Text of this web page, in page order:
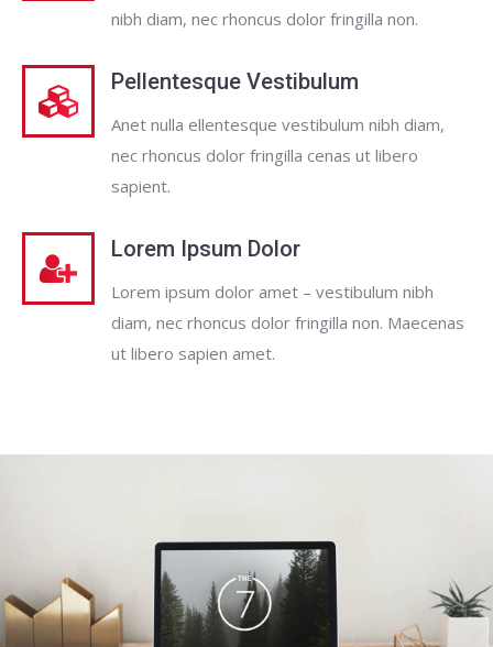
nibh diam, nec rhoncus dolor fringilla non.
Pellentesque Vestibulum
Anet nulla ellentesque vestibulum nibh diam,
nec rhoncus dolor fringilla cenas ut libero
sapient.
Lorem Ipsum Dolor
Lorem ipsum dolor amet – vestibulum nibh
diam, nec rhoncus dolor fringilla non. Maecenas
ut libero sapien amet.